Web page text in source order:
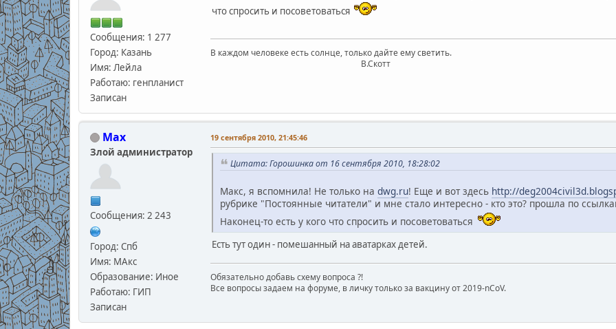
Сообщения: 1 277
Город: Казань
Имя: Лейла
Работаю: генпланист
Записан
что спросить и посоветоваться
В каждом человеке есть солнце, только дайте ему светить.
В.Скотт
Max
Злой администратор
Сообщения: 2 243
Город: Спб
Имя: МАкс
Образование: Иное
Работаю: ГИП
Записан
19 сентября 2010, 21:45:46
Цитата: Горошинка от 16 сентября 2010, 18:28:02
Макс, я вспомнила! Не только на dwg.ru! Еще и вот здесь http://
рубрике "Постоянные читатели" и мне стало интересно - кто это? прошла по
Наконец-то есть у кого что спросить и посоветоваться
Есть тут один - помешанный на аватарках детей.
Обязательно добавь схему вопроса ?!
Все вопросы задаем на форуме, в личку только за вакцину от 2019-nCoV.